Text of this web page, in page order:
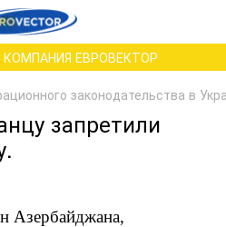
ЕВРОВЕКТОР
законодательства в
запретили
Азербайджана,